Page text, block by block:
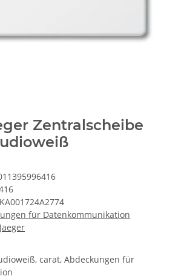
Zentralscheibe
für Datenkommunikation
carat, Abdeckungen für